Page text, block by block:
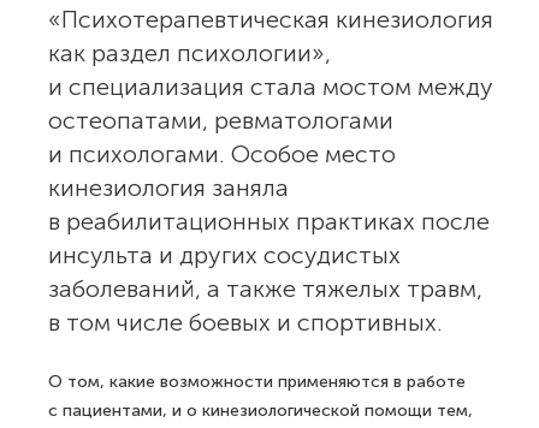
«Психотерапевтическая кинезиология
как раздел психологии»,
и специализация стала мостом между
остеопатами, ревматологами
и психологами. Особое место
кинезиология заняла
в реабилитационных практиках после
инсульта и других сосудистых
заболеваний, а также тяжелых травм,
в том числе боевых и спортивных.
О том, какие возможности применяются в работе
с пациентами, и о кинезиологической помощи тем,